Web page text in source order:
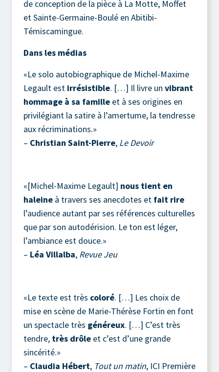
de conception de la pièce à La Motte, Moffet
et Sainte-Germaine-Boulé en Abitibi-
Témiscamingue.
Dans les médias
«Le solo autobiographique de Michel-Maxime
Legault est irrésistible. […] Il livre un vibrant
hommage à sa famille et à ses origines en
privilégiant la satire à l’amertume, la tendresse
aux récriminations.»
– Christian Saint-Pierre, Le Devoir
«[Michel-Maxime Legault] nous tient en
haleine à travers ses anecdotes et fait rire
l’audience autant par ses références culturelles
que par son autodérision. Le ton est léger,
l’ambiance est douce.»
– Léa Villalba, Revue Jeu
«Le texte est très coloré. […] Les choix de
mise en scène de Marie-Thérèse Fortin en font
un spectacle très généreux. […] C’est très
tendre, très drôle et c’est d’une grande
sincérité.»
– Claudia Hébert, Tout un matin, ICI Première